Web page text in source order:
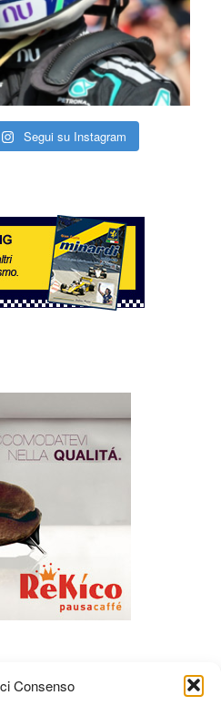
Consenso
Segui su Instagram